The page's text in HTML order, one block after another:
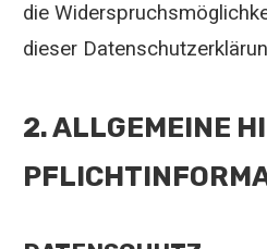
die
dieser
2. ALLGEMEINE